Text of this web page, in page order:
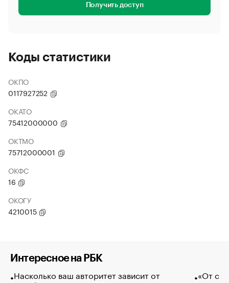
Получить доступ
Коды статистики
ОКПО
0117927252
ОКАТО
75412000000
ОКТМО
75712000001
ОКФС
16
ОКОГУ
4210015
Интересное на РБК
Насколько ваш авторитет зависит от
«От